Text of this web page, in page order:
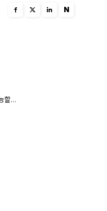
N
샤프 EL-W506T 는 Q-net (기사/기능사) 시험에서 사용 가능할까?